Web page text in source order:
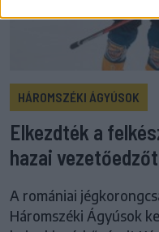
HÁROMSZÉKI ÁGYÚSOK
Elkezdték a
hazai
A romániai
Háromszéki Ágyúsok